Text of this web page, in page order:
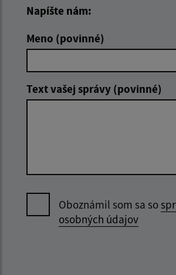
Napíšte nám:
Meno (povinné)
Text vašej správy (povinné)
Oboznámil som sa so
osobných údajov